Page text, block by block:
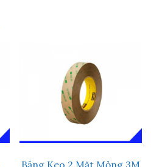
Băng Keo 2 Mặt Mỏng 3M